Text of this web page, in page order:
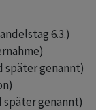
6.3.)
genannt)
genannt)